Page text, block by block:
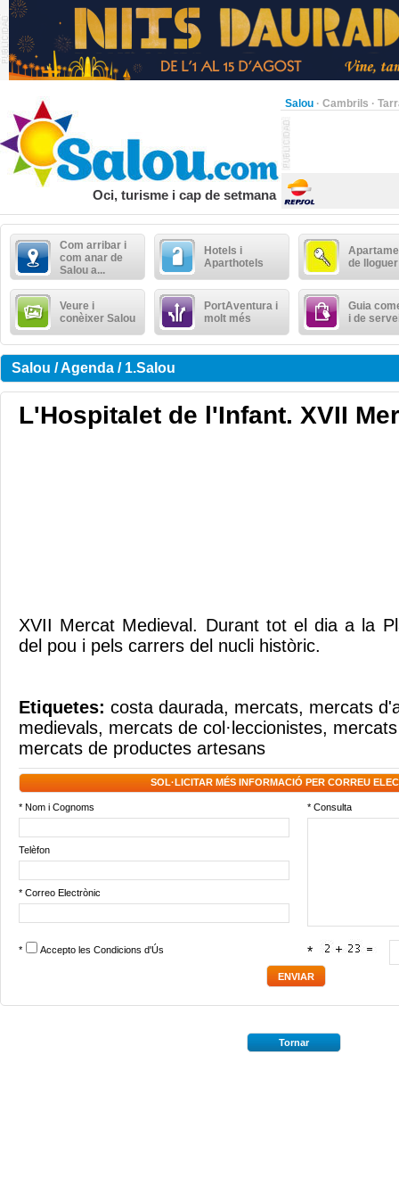
Salou · Cambrils ·
Oci, turisme i cap de setmana
Com arribar i
com anar de
Salou a...
Hotels i
Aparthotels
de lloguer
Veure i
conèixer Salou
PortAventura i
molt més
Guia
i de
Salou / Agenda / 1.Salou
L'Hospitalet de l'Infant. XVII
XVII Mercat Medieval. Durant tot el dia a la
del pou i pels carrers del nucli històric.
Etiquetes: costa daurada, mercats, mercats
medievals, mercats de col·leccionistes,
mercats de productes artesans
SOL·LICITAR MÉS INFORMACIÓ PER CORREU
* Nom i Cognoms * Consulta
Telèfon
* Correo Electrònic
* Accepto les Condicions d'Ús *
Tornar